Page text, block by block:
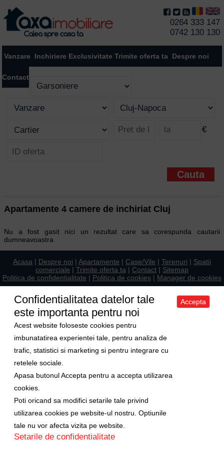
0264 333 147
0742 130 130
Vanzare Inchiriere Exclusivitate Trimite oferta ta Despre noi
Contact
€
Apartamente 4 camere de inchiriat Cluj
Nu a fost gasit nici un rezultat care sa corespunda cautarii
dumneavoastra
Acasa | Despre noi | Apartamente | Case/Vile | Terenuri | Spatii
comerciale | Trimite oferta ta | Contact | Sitemap
Politica de confidentialitate | Politica de cookies | Manager de cookies
Curs valutar
1 Euro = 5.2489 RON
1 USD = 4.5480 RON
Ne gasiti si pe
Confidentialitatea datelor tale
este importanta pentru noi
Acest website foloseste cookies pentru
imbunatatirea experientei tale, pentru analiza de
trafic, statistici si marketing si pentru integrare cu
retelele sociale.
Apasa butonul Accepta pentru a accepta utilizarea
cookies.
Poti oricand sa modifici setarile tale privind
utilizarea cookies pe website-ul nostru. Optiunile
tale nu vor afecta vizita pe website.
Setarile de confidentialitate
Accepta